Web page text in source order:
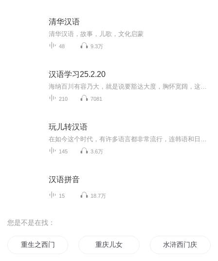
清华汉语
清华汉语，故事，儿歌，文化启蒙
48 9.3万
汉语学习25.2.20
210 7081
玩儿转汉语
145 3.6万
汉语拼音
15 18.7万
您是不是在找：
重生之西门庆 重庆儿女 水浒西门庆